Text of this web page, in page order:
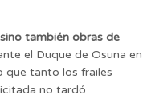
también obras de
el Duque de Osuna en
que tanto los frailes
no tardó